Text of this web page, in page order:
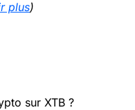
plus)
sur XTB ?